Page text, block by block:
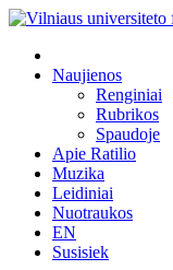
Naujienos
Renginiai
Rubrikos
Spaudoje
Apie Ratilio
Muzika
Leidiniai
Nuotraukos
EN
Susisiek